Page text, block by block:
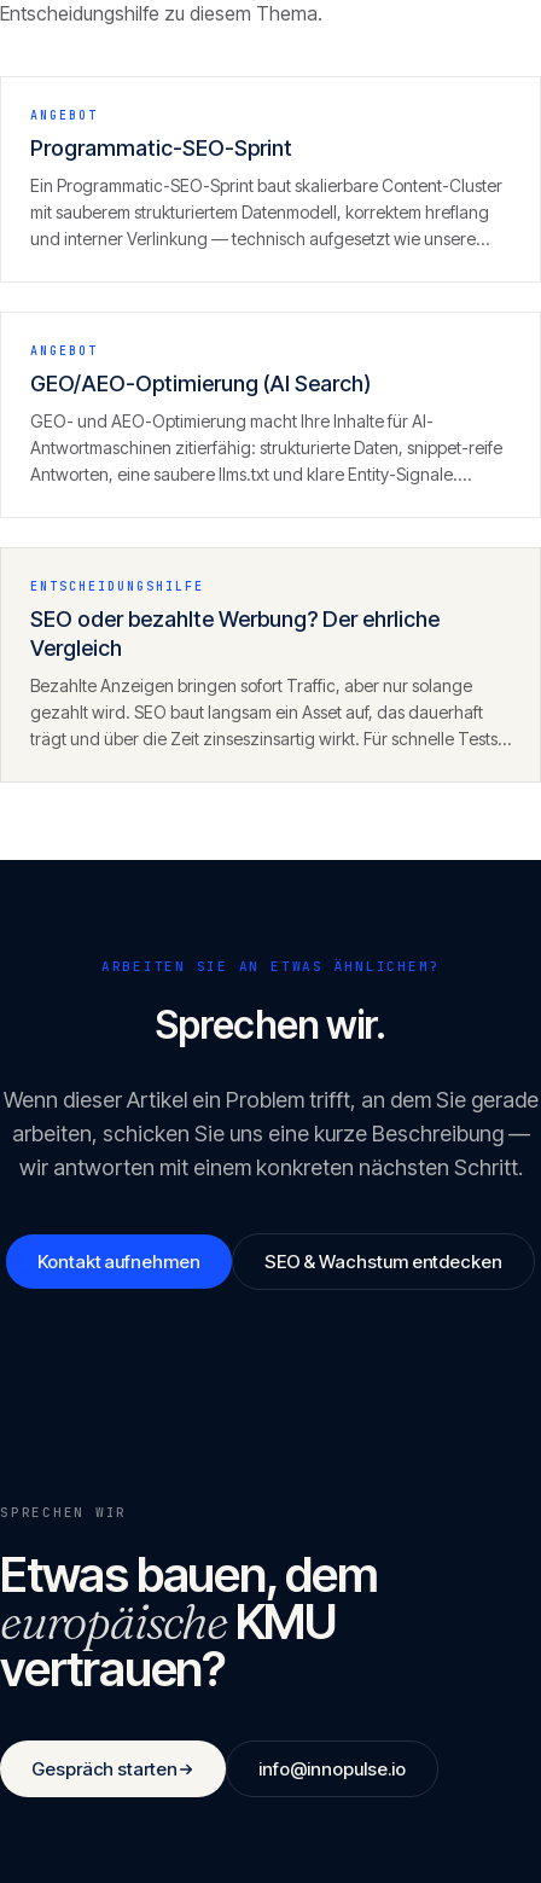
Entscheidungshilfe zu diesem Thema.
ANGEBOT
Programmatic-SEO-Sprint
Ein Programmatic-SEO-Sprint baut skalierbare Content-Cluster
mit sauberem strukturiertem Datenmodell, korrektem hreflang
und interner Verlinkung — technisch aufgesetzt wie unsere
ANGEBOT
GEO/AEO-Optimierung (AI Search)
GEO- und AEO-Optimierung macht Ihre Inhalte für AI-
Antwortmaschinen zitierfähig: strukturierte Daten, snippet-reife
Antworten, eine saubere llms.txt und klare Entity-Signale.
ENTSCHEIDUNGSHILFE
SEO oder bezahlte Werbung? Der ehrliche
Vergleich
Bezahlte Anzeigen bringen sofort Traffic, aber nur solange
gezahlt wird. SEO baut langsam ein Asset auf, das dauerhaft
trägt und über die Zeit zinseszinsartig wirkt. Für schnelle Tests
ARBEITEN SIE AN ETWAS ÄHNLICHEM?
Sprechen wir.
Wenn dieser Artikel ein Problem trifft, an dem Sie gerade
arbeiten, schicken Sie uns eine kurze Beschreibung —
wir antworten mit einem konkreten nächsten Schritt.
Kontakt aufnehmen SEO & Wachstum entdecken
SPRECHEN WIR
Etwas bauen, dem
europäischeKMU
vertrauen?
Gespräch starten info@innopulse.io